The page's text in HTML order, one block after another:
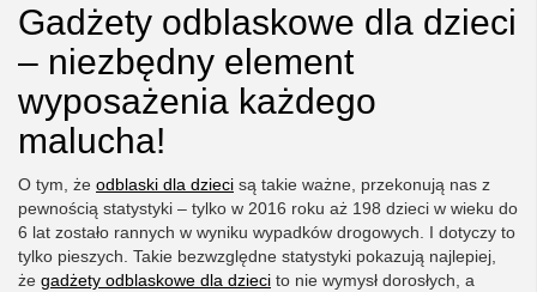
Gadżety odblaskowe dla dzieci
– niezbędny element
wyposażenia każdego
malucha!
O tym, że odblaski dla dzieci są takie ważne, przekonują nas z
pewnością statystyki – tylko w 2016 roku aż 198 dzieci w wieku do
6 lat zostało rannych w wyniku wypadków drogowych. I dotyczy to
tylko pieszych. Takie bezwzględne statystyki pokazują najlepiej,
że gadżety odblaskowe dla dzieci to nie wymysł dorosłych, a